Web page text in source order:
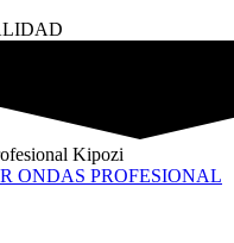
ONDAS PROFESIONAL